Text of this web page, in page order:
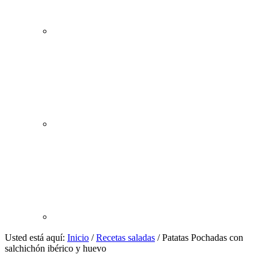
Usted está aquí: Inicio / Recetas saladas /Patatas Pochadas con
salchichón ibérico y huevo